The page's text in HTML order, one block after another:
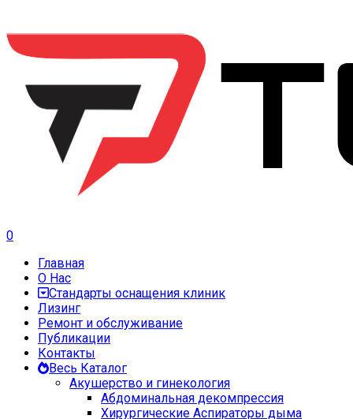
0
Главная
О Нас
Стандарты оснащения клиник
Лизинг
Ремонт и обслуживание
Публикации
Контакты
Весь Каталог
Акушерство и гинекология
Абдоминальная декомпрессия
Хирургические Аспираторы дыма